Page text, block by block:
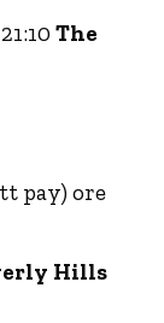
The
pay) ore
Hills